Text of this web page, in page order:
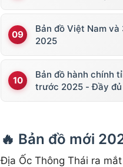
Bản đồ Việt Nam
2025
Bản đồ hành chính
trước 2025 - Đầy
🔥 Bản đồ mới
Địa Ốc Thông Thái ra